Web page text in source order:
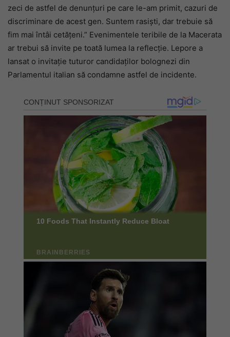
zeci de astfel de denunțuri pe care le-am primit, cazuri de
discriminare de acest gen. Suntem rasiști, dar trebuie să
fim mai întâi cetățeni.” Evenimentele teribile de la Macerata
ar trebui să invite pe toată lumea la reflecție. Lepore a
lansat o invitație tuturor candidaților bolognezi din
Parlamentul italian să condamne astfel de incidente.